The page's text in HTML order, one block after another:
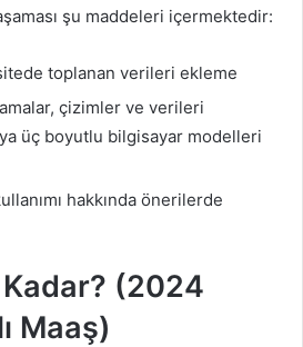
şu maddeleri içermektedir:
toplanan verileri ekleme
çizimler ve verileri
üç boyutlu bilgisayar modelleri
hakkında önerilerde
Kadar? (2024
Maaş)